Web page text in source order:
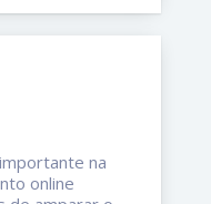
na
online